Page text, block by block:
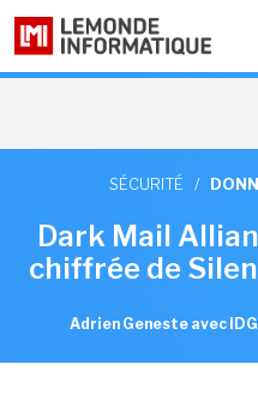
SÉCURITÉ /
Dark Mail
chiffrée de
Adrien Geneste avec IDG